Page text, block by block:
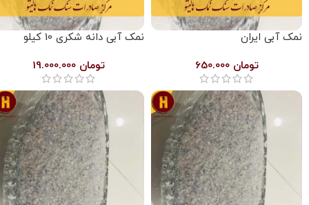
نمک آبی ایران
تومان 650.000
نمک آبی دانه شکری 10 کیلو
تومان